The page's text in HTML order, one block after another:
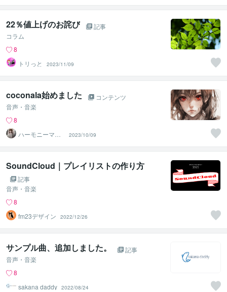
22％値上げのお詫び
記事
コラム
8
トリっと
2023/11/09
coconala始めました
コンテンツ
音声・音楽
8
ハーモニーマス
ターT
2023/10/09
SoundCloud｜プレイリストの作り方
記事
音声・音楽
8
fm23デザイン
2022/12/26
サンプル曲、追加しました。
記事
音声・音楽
8
sakana daddy 2022/08/24